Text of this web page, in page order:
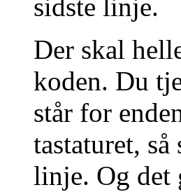
sidste linje.
Der skal
koden. Du
står for
tastaturet,
linje. Og